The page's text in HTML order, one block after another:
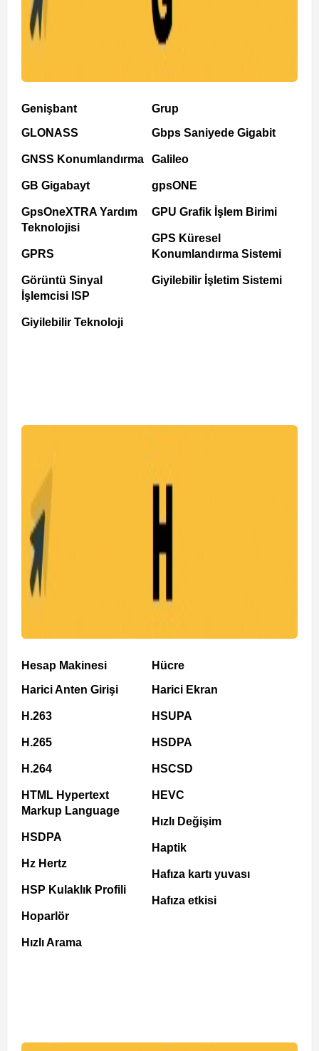
Genişbant
GLONASS
GNSS Konumlandırma
GB Gigabayt
GpsOneXTRA Yardım
Teknolojisi
GPRS
Görüntü Sinyal
İşlemcisi ISP
Giyilebilir Teknoloji
Grup
Gbps Saniyede Gigabit
Galileo
gpsONE
GPU Grafik İşlem Birimi
GPS Küresel
Konumlandırma Sistemi
Giyilebilir İşletim Sistemi
Hesap Makinesi
Harici Anten Girişi
H.263
H.265
H.264
HTML Hypertext
Markup Language
HSDPA
Hz Hertz
HSP Kulaklık Profili
Hoparlör
Hızlı Arama
Hücre
Harici Ekran
HSUPA
HSDPA
HSCSD
HEVC
Hızlı Değişim
Haptik
Hafıza kartı yuvası
Hafıza etkisi